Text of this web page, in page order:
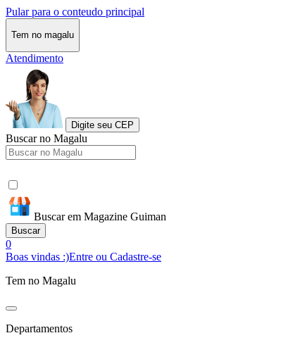
Pular para o conteudo principal
Tem no magalu
Atendimento
Digite seu CEP
Buscar no Magalu
Buscar em Magazine Guiman
Buscar
0
Boas vindas :)Entre ou Cadastre-se
Tem no Magalu
Departamentos